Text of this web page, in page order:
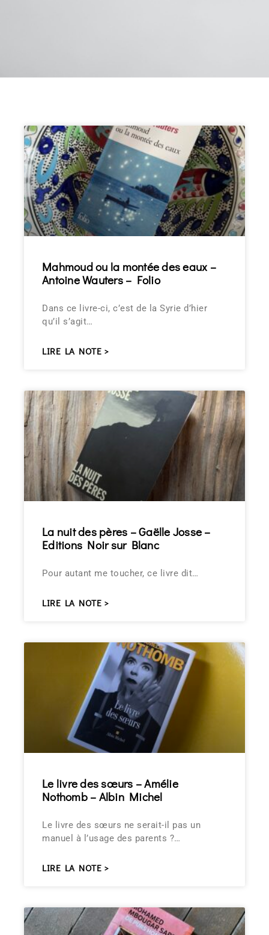
Mahmoud ou la montée des eaux –
Antoine Wauters – Folio
Dans ce livre-ci, c’est de la Syrie d’hier
qu’il s’agit…
LIRE LA NOTE >
La nuit des pères – Gaëlle Josse –
Editions Noir sur Blanc
Pour autant me toucher, ce livre dit…
LIRE LA NOTE >
Le livre des sœurs – Amélie
Nothomb – Albin Michel
Le livre des sœurs ne serait-il pas un
manuel à l’usage des parents ?…
LIRE LA NOTE >